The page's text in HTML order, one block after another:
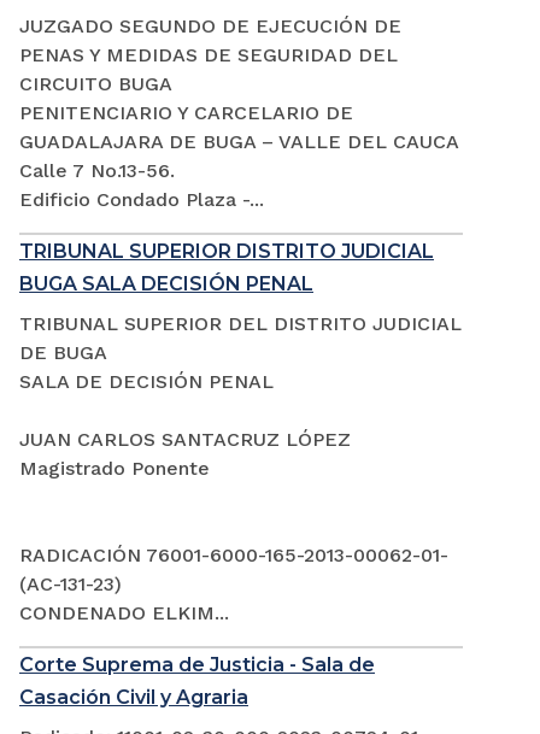
JUZGADO SEGUNDO DE EJECUCIÓN DE
PENAS Y MEDIDAS DE SEGURIDAD DEL
CIRCUITO BUGA
PENITENCIARIO Y CARCELARIO DE
GUADALAJARA DE BUGA – VALLE DEL CAUCA
Calle 7 No.13-56.
Edificio Condado Plaza -...
TRIBUNAL SUPERIOR DISTRITO JUDICIAL
BUGA SALA DECISIÓN PENAL
TRIBUNAL SUPERIOR DEL DISTRITO JUDICIAL
DE BUGA
SALA DE DECISIÓN PENAL
JUAN CARLOS SANTACRUZ LÓPEZ
Magistrado Ponente
RADICACIÓN 76001-6000-165-2013-00062-01-
(AC-131-23)
CONDENADO ELKIM...
Corte Suprema de Justicia - Sala de
Casación Civil y Agraria